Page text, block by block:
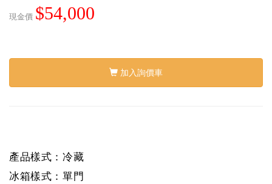
現金價 $54,000
加入詢價車
產品樣式：冷藏
冰箱樣式：單門